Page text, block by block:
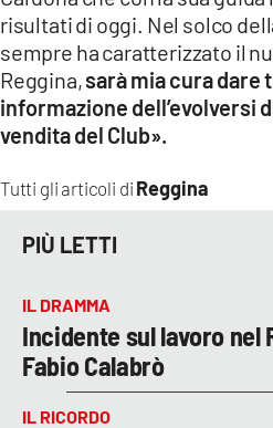
Tutti gli articoli di Reggina
risultati di oggi. Nel solco
sempre ha caratterizzato il
Reggina,sarà mia cura dare
informazione dell’evolversi
vendita del Club».
PIÙ LETTI
IL DRAMMA
Incidente sul lavoro nel
Fabio Calabrò
IL RICORDO